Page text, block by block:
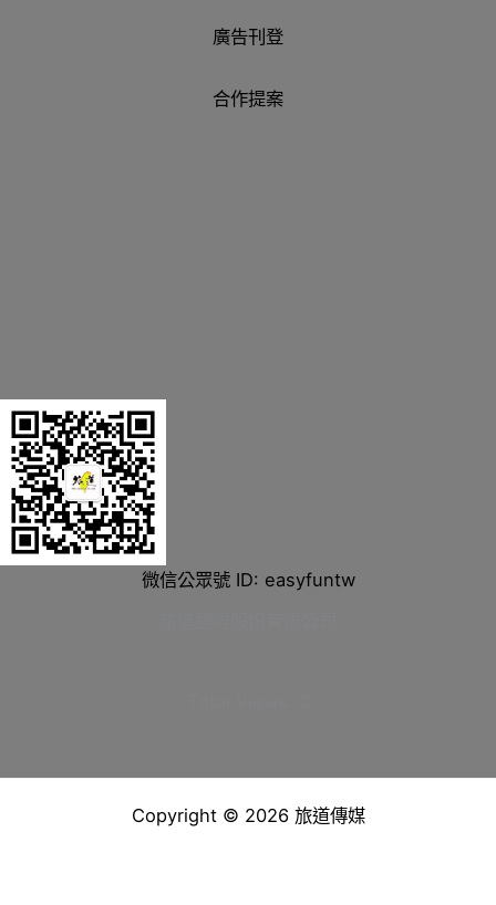
廣告刊登
合作提案
微信公眾號 ID: easyfuntw
Copyright © 2026 旅道傳媒